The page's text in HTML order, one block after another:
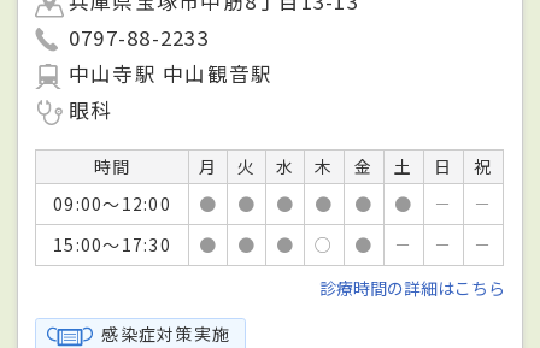
0797-88-2233
中山寺駅 中山観音駅
眼科
時間 月 火 水 木 金 土 日
祝
09:00～12:00
● ● ● ● ● ● －
－
15:00～17:30
● ● ● ○ ● － －
－
診療時間の詳細はこちら
感染症対策実施